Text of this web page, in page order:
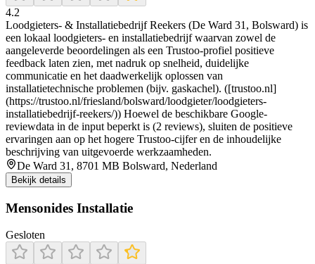
4.2
Loodgieters- & Installatiebedrijf Reekers (De Ward 31, Bolsward) is
een lokaal loodgieters- en installatiebedrijf waarvan zowel de
aangeleverde beoordelingen als een Trustoo-profiel positieve
feedback laten zien, met nadruk op snelheid, duidelijke
communicatie en het daadwerkelijk oplossen van
installatietechnische problemen (bijv. gaskachel). ([trustoo.nl]
(https://trustoo.nl/friesland/bolsward/loodgieter/loodgieters-
installatiebedrijf-reekers/)) Hoewel de beschikbare Google-
reviewdata in de input beperkt is (2 reviews), sluiten de positieve
ervaringen aan op het hogere Trustoo-cijfer en de inhoudelijke
beschrijving van uitgevoerde werkzaamheden.
De Ward 31, 8701 MB Bolsward, Nederland
Bekijk details
Mensonides Installatie
Gesloten